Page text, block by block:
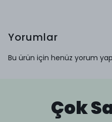
Yorumlar
Bu ürün için henüz yorum
Çok